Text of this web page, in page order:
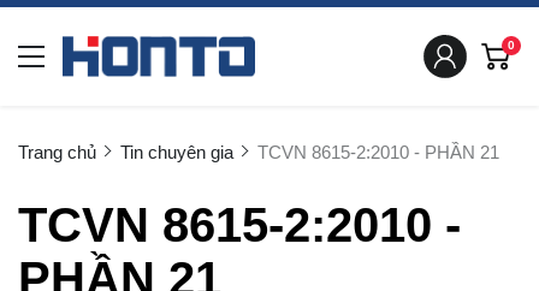
0
Trang chủ Tin chuyên gia TCVN 8615-2:2010 - PHẦN 21
TCVN 8615-2:2010 -
PHẦN 21